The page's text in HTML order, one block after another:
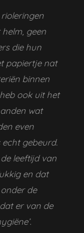
geen
die hun
papiertje nat
binnen
ook uit het
wat
even
gebeurd.
leeftijd van
en dat
de
er van de